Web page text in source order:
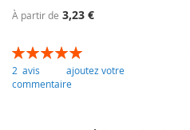
À partir de 3,23 €
Évaluation:
100
% of100
2 avis
ajoutez votre
commentaire